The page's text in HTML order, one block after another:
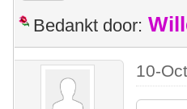
Bedankt door:
10-